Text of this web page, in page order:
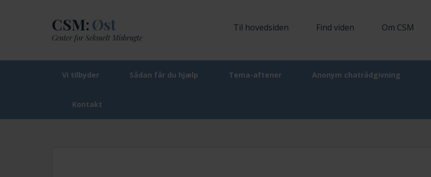
CSM:Øst
Center for Seksuelt Misbrugte
Til hovedsiden Find viden Om CSM
Vi tilbyder Sådan får du hjælp Tema-aftener Anonym chatrådgivning
Kontakt